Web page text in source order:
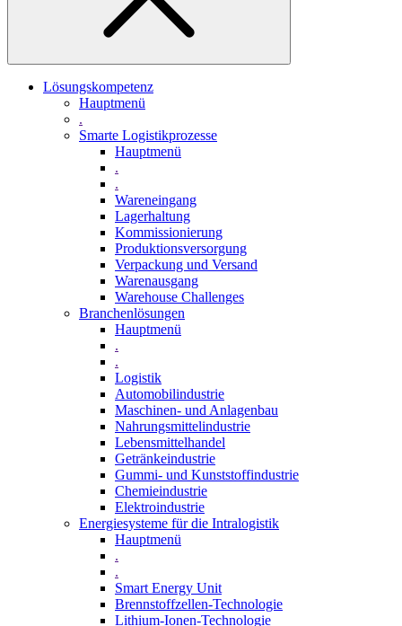
Lösungskompetenz
Hauptmenü
.
Smarte Logistikprozesse
Hauptmenü
.
.
Wareneingang
Lagerhaltung
Kommissionierung
Produktionsversorgung
Verpackung und Versand
Warenausgang
Warehouse Challenges
Branchenlösungen
Hauptmenü
.
.
Logistik
Automobilindustrie
Maschinen- und Anlagenbau
Nahrungsmittelindustrie
Lebensmittelhandel
Getränkeindustrie
Gummi­- und Kunststoffindustrie
Chemieindustrie
Elektroindustrie
Energiesysteme für die Intralogistik
Hauptmenü
.
.
Smart Energy Unit
Brennstoffzellen-Technologie
Lithium-Ionen-Technologie